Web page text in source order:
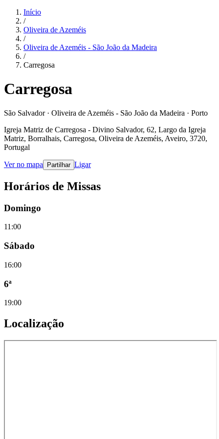
Início
/
Oliveira de Azeméis
/
Oliveira de Azeméis - São João da Madeira
/
Carregosa
Carregosa
São Salvador · Oliveira de Azeméis - São João da Madeira · Porto
Igreja Matriz de Carregosa - Divino Salvador, 62, Largo da Igreja
Matriz, Borralhais, Carregosa, Oliveira de Azeméis, Aveiro, 3720,
Portugal
Ver no mapa Partilhar Ligar
Horários de Missas
Domingo
11:00
Sábado
16:00
6ª
19:00
Localização